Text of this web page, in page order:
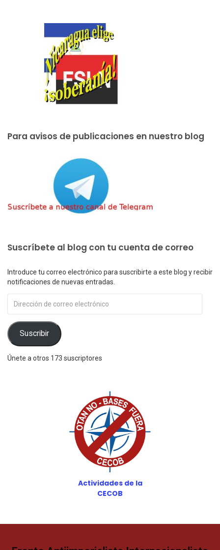
Para avisos de publicaciones en nuestro blog
Suscríbete al blog con tu cuenta de correo
Introduce tu correo electrónico para suscribirte a este blog y recibir
notificaciones de nuevas entradas.
de
correo
electrónico
Suscribir
Únete a otros 173 suscriptores
Actividades de la
CECOB